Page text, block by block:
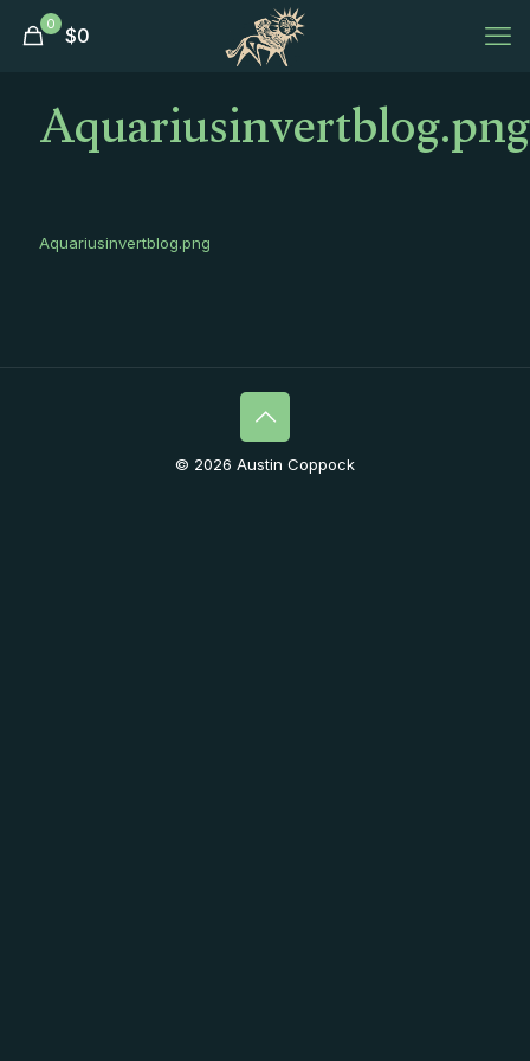
0 $0
Aquariusinvertblog.png
Aquariusinvertblog.png
© 2026 Austin Coppock